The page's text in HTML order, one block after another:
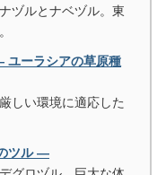
ヅルとナベヅル。東
ーラシアの草原種
しい環境に適応した
ツル ―